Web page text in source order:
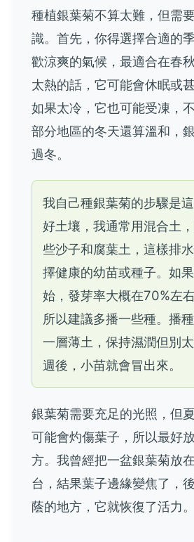
種植銀葉菊不算太難，但需
識。首先，你得選擇合適的
歡涼爽的氣候，最適合在春
太熱的話，它可能會休眠或
如果太冷，它也可能受凍，
部分地區的冬天還算溫和，
過冬。
我自己種銀葉菊的步驟是
好土壤，我通常用混合土
些沙子和腐葉土，這樣排
擇健康的幼苗或種子。如
始，發芽率大概在70%左
所以建議多播一些種。播
一層薄土，保持濕潤但別
週後，小苗就會冒出來。
銀葉菊需要充足的光照，但
可能會灼傷葉子，所以最好
方。我曾經把一盆銀葉菊放
台，結果葉子邊緣變焦了，
蔭的地方，它就恢復了活力。